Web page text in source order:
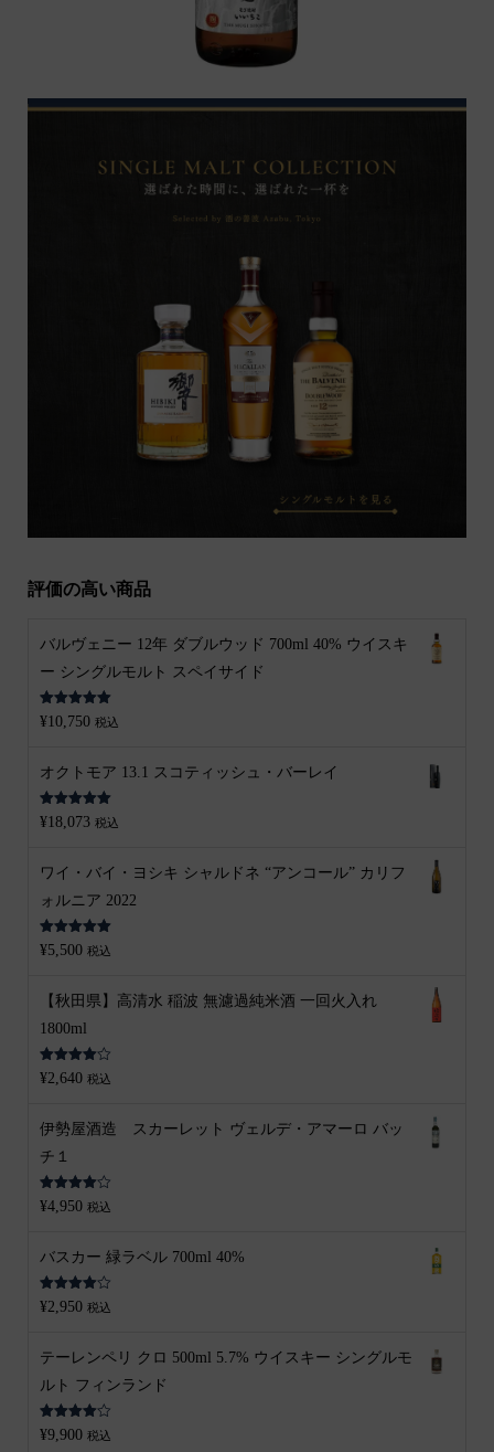
評価の高い商品
バルヴェニー 12年 ダブルウッド 700ml 40% ウイスキ
ー シングルモルト スペイサイド
5段階中5.00
の評価
¥10,750 税込
オクトモア 13.1 スコティッシュ・バーレイ
5段階中5.00
の評価
¥18,073 税込
ワイ・バイ・ヨシキ シャルドネ “アンコール” カリフ
ォルニア 2022
5段階中 5.00
の評価
¥5,500 税込
【秋田県】高清水 稲波 無濾過純米酒 一回火入れ
1800ml
5段階中
4.00の評
¥2,640 税込
伊勢屋酒造 スカーレット ヴェルデ・アマーロ バッ
チ１
5段階中
4.00の評
¥4,950 税込
バスカー 緑ラベル 700ml 40%
5段階中
4.00の評
¥2,950 税込
テーレンペリ クロ 500ml 5.7% ウイスキー シングルモ
ルト フィンランド
5段階中
4.00の評
¥9,900 税込